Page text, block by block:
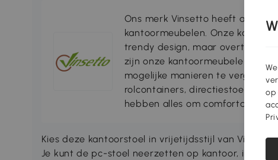
Ons merk Vinsetto heeft alles
kantoormeubelen. Onze
trendy design, maar overtuigen
zijn onze kantoormeubelen
mogelijke manieren te
rolcontainers, directiestoelen of
hebben alles om comfortabel te
Kies deze kantoorstoel in vrijetijdsstijl van
Je kunt de pc-stoel neerzetten op kantoor, in de
op